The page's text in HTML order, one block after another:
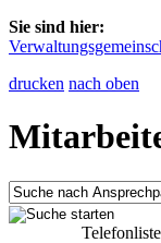
Sie sind hier:
drucken nach oben